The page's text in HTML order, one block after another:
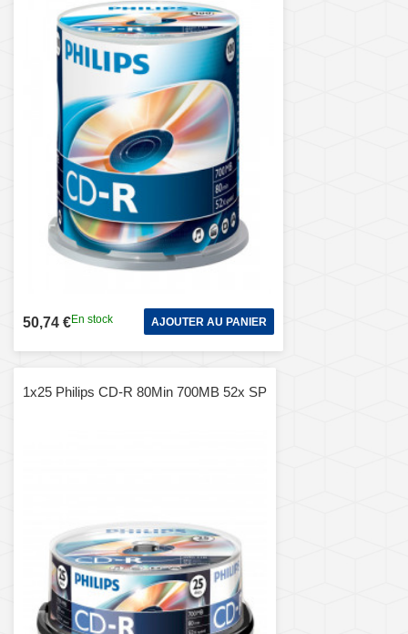
50,74 €En stock AJOUTER AU PANIER
1x25 Philips CD-R 80Min 700MB 52x SP